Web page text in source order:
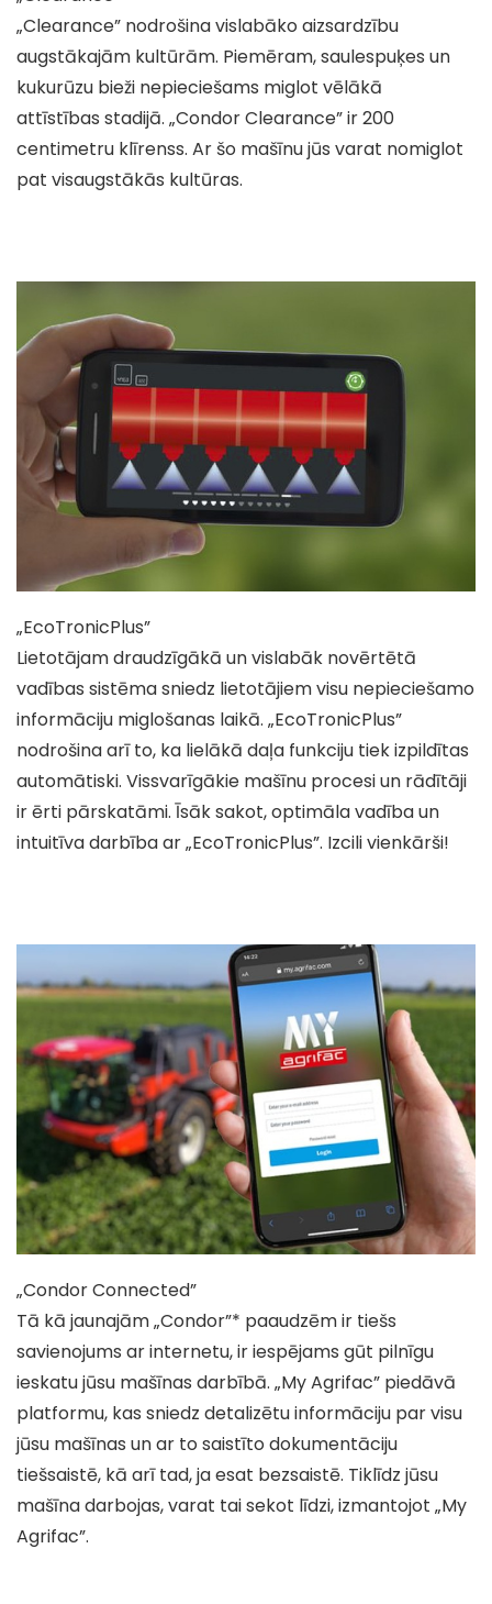
„Clearance” nodrošina vislabāko aizsardzību
augstākajām kultūrām. Piemēram, saulespuķes un
kukurūzu bieži nepieciešams miglot vēlākā
attīstības stadijā. „Condor Clearance” ir 200
centimetru klīrenss. Ar šo mašīnu jūs varat nomiglot
pat visaugstākās kultūras.
„EcoTronicPlus”
Lietotājam draudzīgākā un vislabāk novērtētā
vadības sistēma sniedz lietotājiem visu nepieciešamo
informāciju miglošanas laikā. „EcoTronicPlus”
nodrošina arī to, ka lielākā daļa funkciju tiek izpildītas
automātiski. Vissvarīgākie mašīnu procesi un rādītāji
ir ērti pārskatāmi. Īsāk sakot, optimāla vadība un
intuitīva darbība ar „EcoTronicPlus”. Izcili vienkārši!
„Condor Connected”
Tā kā jaunajām „Condor”* paaudzēm ir tiešs
savienojums ar internetu, ir iespējams gūt pilnīgu
ieskatu jūsu mašīnas darbībā. „My Agrifac” piedāvā
platformu, kas sniedz detalizētu informāciju par visu
jūsu mašīnas un ar to saistīto dokumentāciju
tiešsaistē, kā arī tad, ja esat bezsaistē. Tiklīdz jūsu
mašīna darbojas, varat tai sekot līdzi, izmantojot „My
Agrifac”.